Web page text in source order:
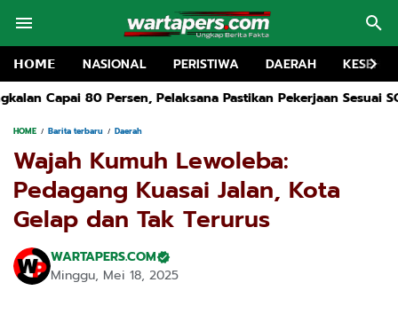
𝗛𝗢𝗠𝗘 NASIONAL PERISTIWA DAERAH
Pastikan Pekerjaan Sesuai SOP dan Transparan
HOME Barita terbaru Daerah
Wajah Kumuh Lewoleba:
Pedagang Kuasai Jalan, Kota
Gelap dan Tak Terurus
WARTAPERS.COM
Minggu, Mei 18, 2025